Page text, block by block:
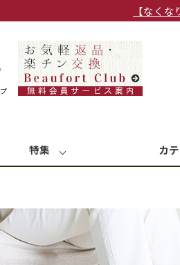
【なく
検索
特集 カ